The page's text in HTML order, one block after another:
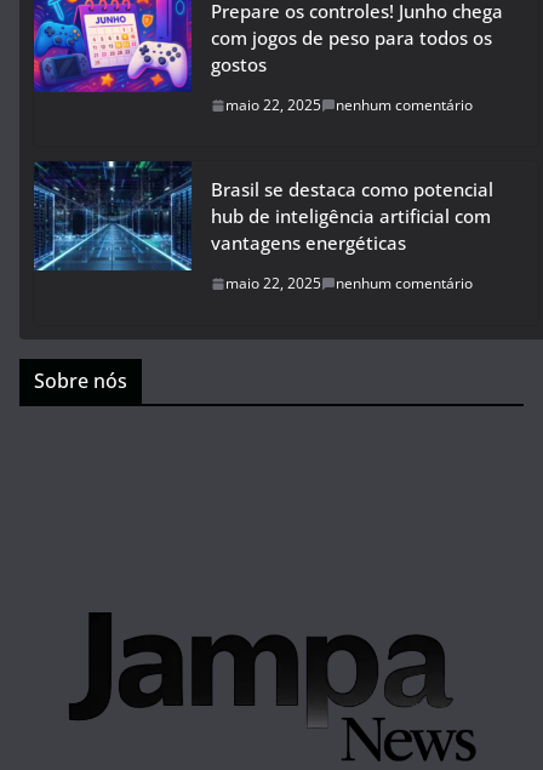
Prepare os controles! Junho chega
com jogos de peso para todos os
gostos
maio 22, 2025 nenhum comentário
Brasil se destaca como potencial
hub de inteligência artificial com
vantagens energéticas
maio 22, 2025 nenhum comentário
Sobre nós